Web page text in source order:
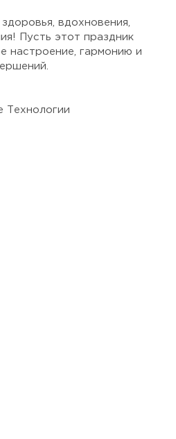
вдохновения,
Пусть этот праздник
настроение, гармонию и
Технологии